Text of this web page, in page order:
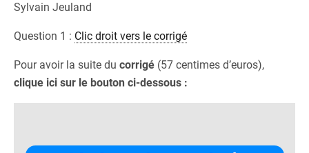
Sylvain Jeuland
Question 1 : Clic droit vers le corrigé
Pour avoir la suite du corrigé (57 centimes d’euros),
clique ici sur le bouton ci-dessous :